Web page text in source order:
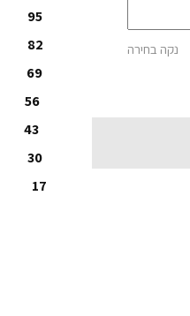
95
82
69
56
43
30
17
נקה בחירה